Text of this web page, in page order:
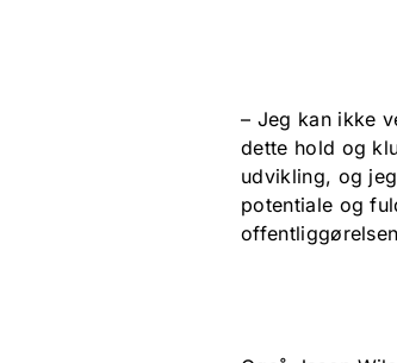
– Jeg kan ikke
dette hold og
udvikling, og
potentiale og